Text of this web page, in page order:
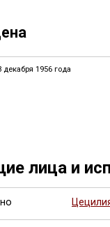
1956 года
лица и